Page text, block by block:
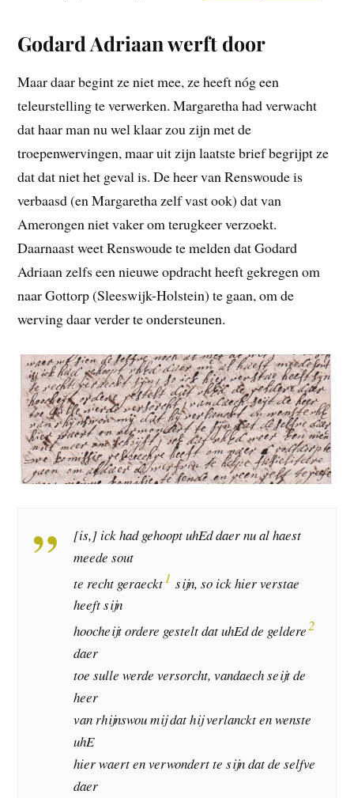
Godard Adriaan werft door
Maar daar begint ze niet mee, ze heeft nóg een
teleurstelling te verwerken. Margaretha had verwacht
dat haar man nu wel klaar zou zijn met de
troepenwervingen, maar uit zijn laatste brief begrijpt ze
dat dat niet het geval is. De heer van Renswoude is
verbaasd (en Margaretha zelf vast ook) dat van
Amerongen niet vaker om terugkeer verzoekt.
Daarnaast weet Renswoude te melden dat Godard
Adriaan zelfs een nieuwe opdracht heeft gekregen om
naar Gottorp (Sleeswijk-Holstein) te gaan, om de
werving daar verder te ondersteunen.
[is,] ick had gehoopt uhEd daer nu al haest
meede sout
te recht geraeckt1 sijn, so ick hier verstae
heeft sijn
hoocheijt ordere gestelt dat uhEd de geldere2
daer
toe sulle werde versorcht, vandaech seijt de
heer
van rhijnswou mij dat hij verlanckt en wenste
uhE
hier waert en verwondert te sijn dat de selfve
daer